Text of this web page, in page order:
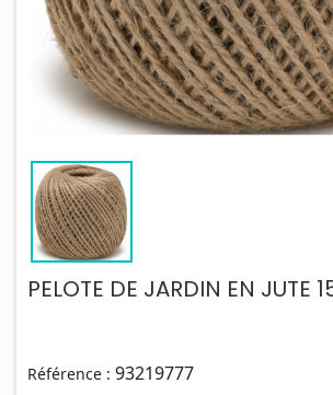
PELOTE DE JARDIN EN JUTE
Référence : 93219777